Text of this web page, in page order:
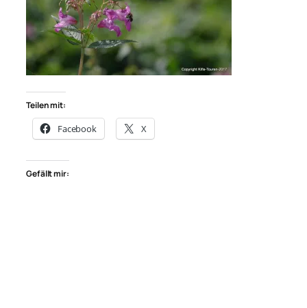
Teilen mit:
Facebook X
Gefällt mir: